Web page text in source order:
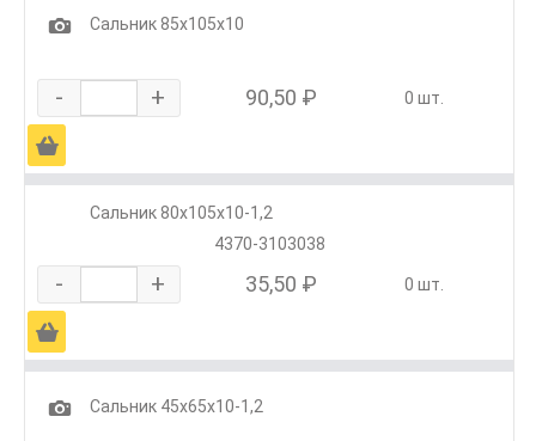
1 Сальник 85х105х10
- + 90,50 ₽ 0 шт.
Ä
Сальник 80х105х10-1,2
4370-3103038
- + 35,50 ₽ 0 шт.
Ä
1 Сальник 45х65х10-1,2